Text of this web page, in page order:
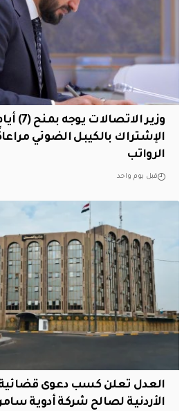
وزير
الإشتراك بالكيبل الضوئي
الرواتب
قبل يوم واحد
العدل تعلن كسب دعوى قضائية
الأردنية لصالح شركة أدوية